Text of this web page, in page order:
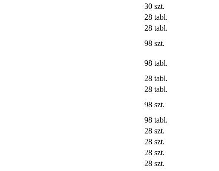
30 szt.
28 tabl.
28 tabl.
98 szt.
98 tabl.
28 tabl.
28 tabl.
98 szt.
98 tabl.
28 szt.
28 szt.
28 szt.
28 szt.